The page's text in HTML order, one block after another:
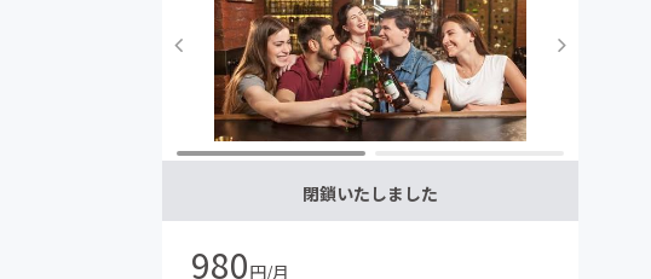
閉鎖いたしました
980円/月